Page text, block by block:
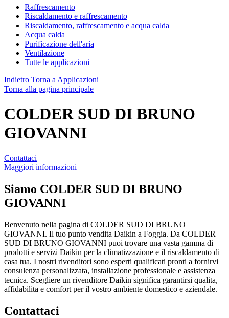
Raffrescamento
Riscaldamento e raffrescamento
Riscaldamento, raffrescamento e acqua calda
Acqua calda
Purificazione dell'aria
Ventilazione
Tutte le applicazioni
Indietro Torna a Applicazioni
Torna alla pagina principale
COLDER SUD DI BRUNO
GIOVANNI
Contattaci
Maggiori informazioni
Siamo COLDER SUD DI BRUNO
GIOVANNI
Benvenuto nella pagina di COLDER SUD DI BRUNO
GIOVANNI. Il tuo punto vendita Daikin a Foggia. Da COLDER
SUD DI BRUNO GIOVANNI puoi trovare una vasta gamma di
prodotti e servizi Daikin per la climatizzazione e il riscaldamento di
casa tua. I nostri rivenditori sono esperti qualificati pronti a fornirvi
consulenza personalizzata, installazione professionale e assistenza
tecnica. Scegliere un rivenditore Daikin significa garantirsi qualita,
affidabilita e comfort per il vostro ambiente domestico e aziendale.
Contattaci